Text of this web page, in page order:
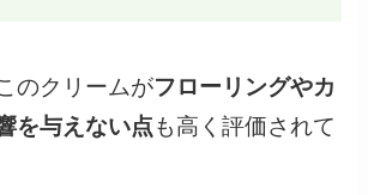
のクリームがフローリングやカ
を与えない点も高く評価されて